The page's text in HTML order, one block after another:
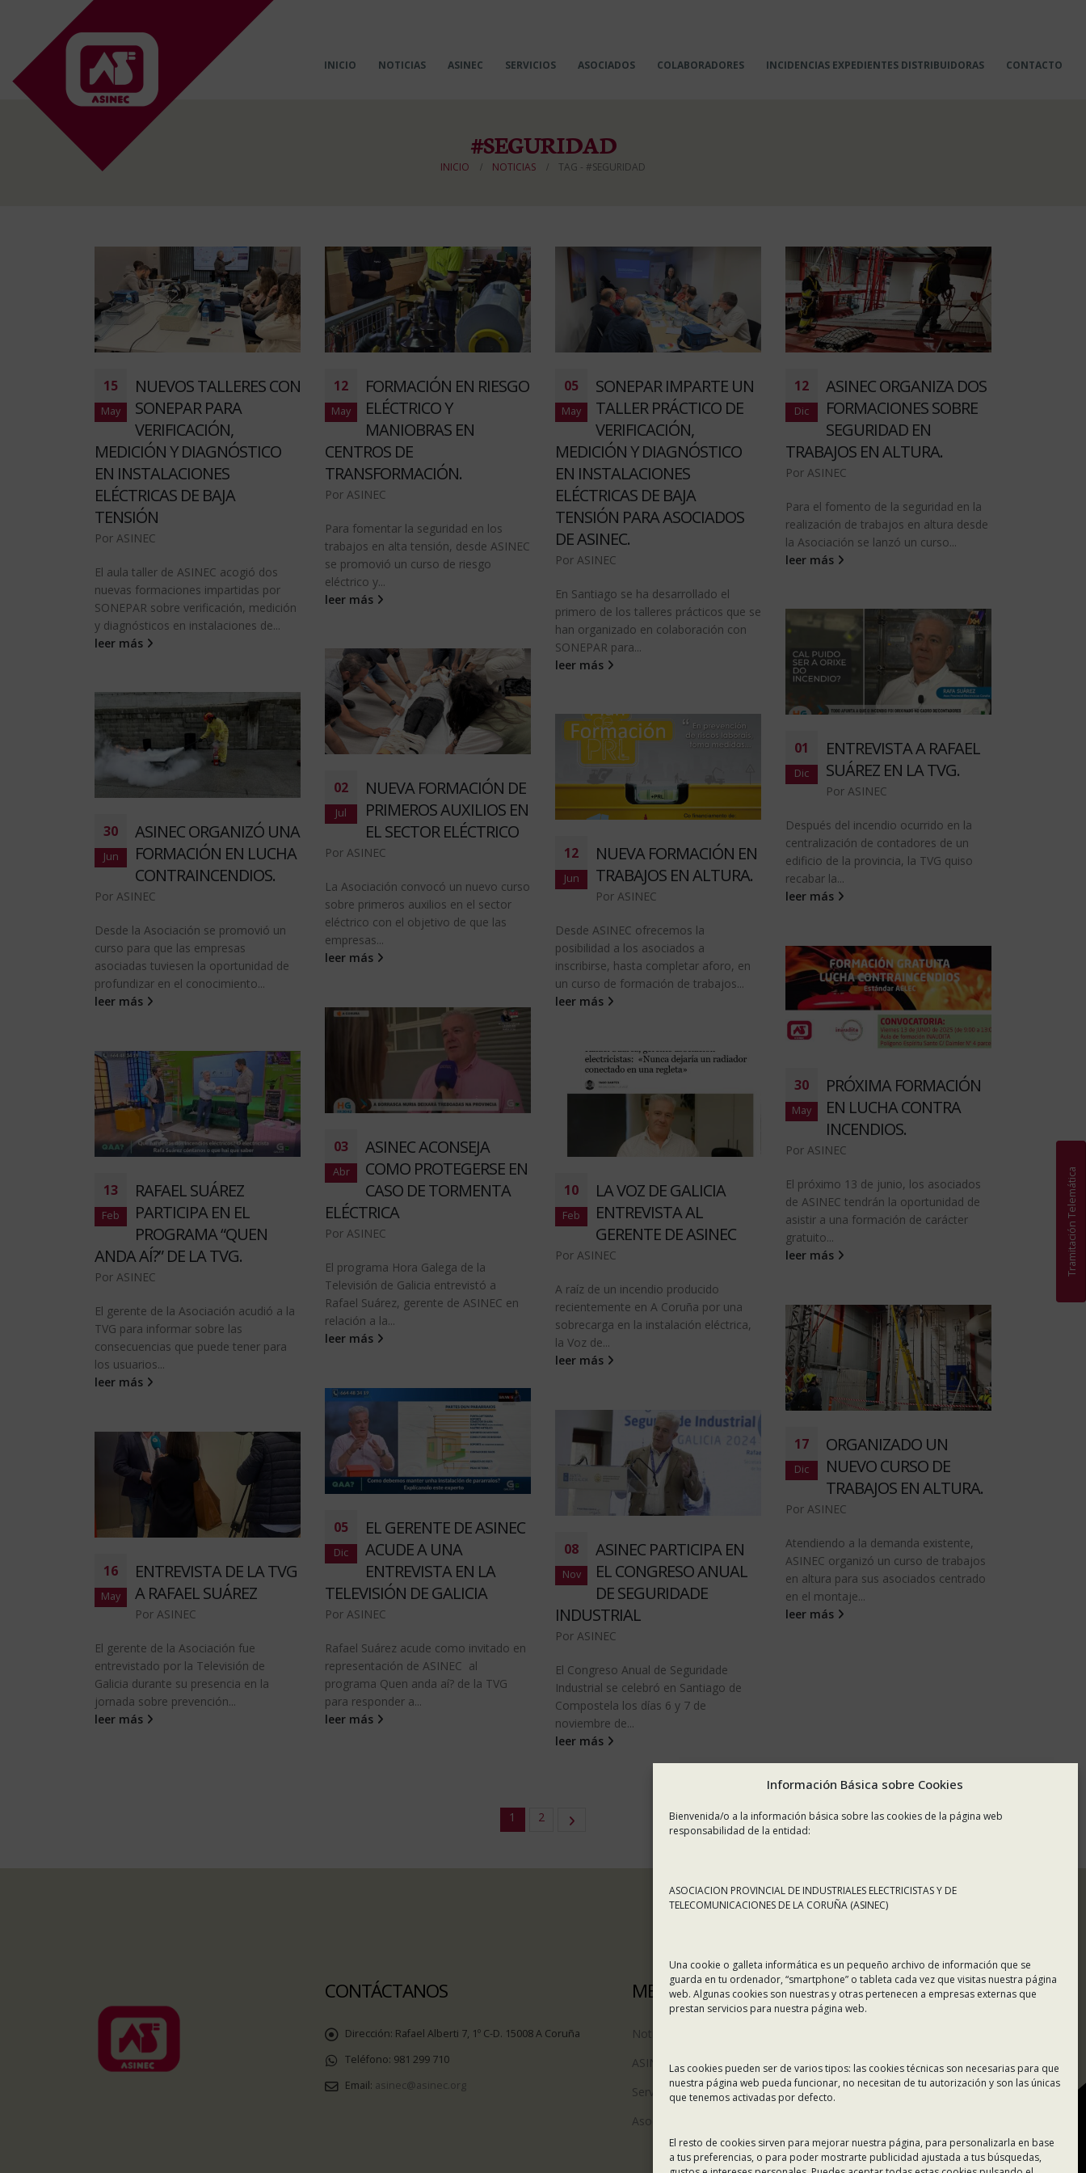
Información Básica sobre Cookies
Bienvenida/o a la información básica sobre las cookies de la página web
responsabilidad de la entidad:
ASOCIACION PROVINCIAL DE INDUSTRIALES ELECTRICISTAS Y DE
TELECOMUNICACIONES DE LA CORUÑA (ASINEC)
Una cookie o galleta informática es un pequeño archivo de información que se
guarda en tu ordenador, “smartphone” o tableta cada vez que visitas nuestra página
web. Algunas cookies son nuestras y otras pertenecen a empresas externas que
prestan servicios para nuestra página web.
Las cookies pueden ser de varios tipos: las cookies técnicas son necesarias para que
nuestra página web pueda funcionar, no necesitan de tu autorización y son las únicas
que tenemos activadas por defecto.
El resto de cookies sirven para mejorar nuestra página, para personalizarla en base
a tus preferencias, o para poder mostrarte publicidad ajustada a tus búsquedas,
INICIO NOTICIAS ASINEC SERVICIOS ASOCIADOS COLABORADORES INCIDENCIAS EXPEDIENTES DISTRIBUIDORAS CONTACTO
#SEGURIDAD
INICIO NOTICIAS TAG - #SEGURIDAD
15
May
NUEVOS TALLERES CON
SONEPAR PARA
VERIFICACIÓN,
MEDICIÓN Y DIAGNÓSTICO
EN INSTALACIONES
ELÉCTRICAS DE BAJA
TENSIÓN
Por ASINEC
El aula taller de ASINEC acogió dos
nuevas formaciones impartidas por
SONEPAR sobre verificación, medición
y diagnósticos en instalaciones de...
leer más
12
May
FORMACIÓN EN RIESGO
ELÉCTRICO Y
MANIOBRAS EN
CENTROS DE
TRANSFORMACIÓN.
Por ASINEC
Para fomentar la seguridad en los
trabajos en alta tensión, desde ASINEC
se promovió un curso de riesgo
eléctrico y...
leer más
05
May
SONEPAR IMPARTE UN
TALLER PRÁCTICO DE
VERIFICACIÓN,
MEDICIÓN Y DIAGNÓSTICO
EN INSTALACIONES
ELÉCTRICAS DE BAJA
TENSIÓN PARA ASOCIADOS
DE ASINEC.
Por ASINEC
En Santiago se ha desarrollado el
primero de los talleres prácticos que se
han organizado en colaboración con
SONEPAR para...
leer más
12
Dic
ASINEC ORGANIZA DOS
FORMACIONES SOBRE
SEGURIDAD EN
TRABAJOS EN ALTURA.
Por ASINEC
Para el fomento de la seguridad en la
realización de trabajos en altura desde
la Asociación se lanzó un curso...
leer más
01
Dic
ENTREVISTA A RAFAEL
SUÁREZ EN LA TVG.
Por ASINEC
Después del incendio ocurrido en la
centralización de contadores de un
edificio de la provincia, la TVG quiso
recabar la...
leer más
02
Jul
NUEVA FORMACIÓN DE
PRIMEROS AUXILIOS EN
EL SECTOR ELÉCTRICO
Por ASINEC
La Asociación convocó un nuevo curso
sobre primeros auxilios en el sector
eléctrico con el objetivo de que las
empresas...
leer más
30
Jun
ASINEC ORGANIZÓ UNA
FORMACIÓN EN LUCHA
CONTRAINCENDIOS.
Por ASINEC
Desde la Asociación se promovió un
curso para que las empresas
asociadas tuviesen la oportunidad de
profundizar en el conocimiento...
leer más
12
Jun
NUEVA FORMACIÓN EN
TRABAJOS EN ALTURA.
Por ASINEC
Desde ASINEC ofrecemos la
posibilidad a los asociados a
inscribirse, hasta completar aforo, en
un curso de formación de trabajos...
leer más
30
May
PRÓXIMA FORMACIÓN
EN LUCHA CONTRA
INCENDIOS.
Por ASINEC
El próximo 13 de junio, los asociados
de ASINEC tendrán la oportunidad de
asistir a una formación de carácter
gratuito...
leer más
03
Abr
ASINEC ACONSEJA
COMO PROTEGERSE EN
CASO DE TORMENTA
ELÉCTRICA
Por ASINEC
El programa Hora Galega de la
Televisión de Galicia entrevistó a
Rafael Suárez, gerente de ASINEC en
relación a la...
leer más
13
Feb
RAFAEL SUÁREZ
PARTICIPA EN EL
PROGRAMA “QUEN
ANDA AÍ?” DE LA TVG.
Por ASINEC
El gerente de la Asociación acudió a la
TVG para informar sobre las
consecuencias que puede tener para
los usuarios...
leer más
10
Feb
LA VOZ DE GALICIA
ENTREVISTA AL
GERENTE DE ASINEC
Por ASINEC
A raíz de un incendio producido
recientemente en A Coruña por una
sobrecarga en la instalación eléctrica,
la Voz de...
leer más
17
Dic
ORGANIZADO UN
NUEVO CURSO DE
TRABAJOS EN ALTURA.
Por ASINEC
Atendiendo a la demanda existente,
ASINEC organizó un curso de trabajos
en altura para sus asociados centrado
en el montaje...
leer más
05
Dic
EL GERENTE DE ASINEC
ACUDE A UNA
ENTREVISTA EN LA
TELEVISIÓN DE GALICIA
Por ASINEC
Rafael Suárez acude como invitado en
representación de ASINEC al
programa Quen anda aí? de la TVG
para responder a...
leer más
08
Nov
ASINEC PARTICIPA EN
EL CONGRESO ANUAL
DE SEGURIDADE
INDUSTRIAL
Por ASINEC
El Congreso Anual de Seguridade
Industrial se celebró en Santiago de
Compostela los días 6 y 7 de
noviembre de...
leer más
16
May
ENTREVISTA DE LA TVG
A RAFAEL SUÁREZ
Por ASINEC
El gerente de la Asociación fue
entrevistado por la Televisión de
Galicia durante su presencia en la
jornada sobre prevención...
leer más
1 2
CONTÁCTANOS
Dirección: Rafael Alberti 7, 1º C-D. 15008 A Coruña
Teléfono: 981 299 710
Email: asinec@asinec.org
MENÚ
Noticias
ASINEC
Servicios
Asociados
Colaboradores
Incidencias en Expediente
Contacto
Tramitación Telemática